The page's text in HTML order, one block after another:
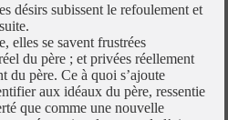
désirs subissent le refoulement et
elles se savent frustrées
du père ; et privées réellement
du père. Ce à quoi s’ajoute
aux idéaux du père, ressentie
que comme une nouvelle